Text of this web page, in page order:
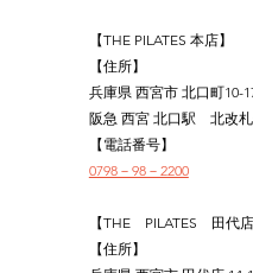
【THE PILATES 本店】
【住所】
兵庫県 西宮市 北口町10-
阪急 西宮 北口駅　北改
【電話番号】
0798－98－2200
【THE　PILATES　田代店
【住所】